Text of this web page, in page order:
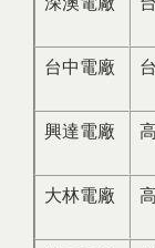
台中電廠
興達電廠
大林電廠